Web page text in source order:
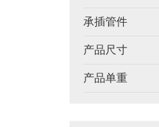
承插管件
产品尺寸
产品单重